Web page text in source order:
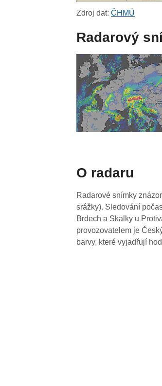
Zdroj dat:ČHMÚ
Radarový
O radaru
Radarové snímky
srážky). Sledování
Brdech a Skalky u
provozovatelem je
barvy, které vyjadřují